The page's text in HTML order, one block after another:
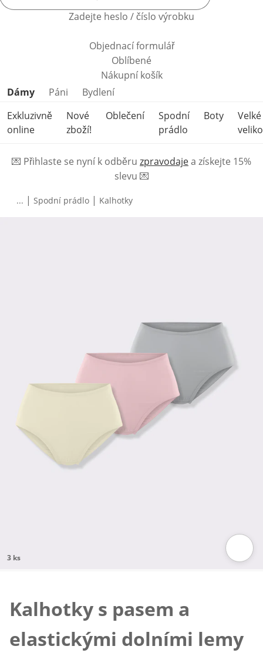
Zadejte heslo / číslo výrobku
Objednací formulář
Oblíbené
Nákupní košík
Přeskočit kategorie produktů
Dámy Páni
Bydlení
Exkluzivně
online
Nové
zboží!
Oblečení
Spodní
prádlo
Boty
Velké
💌 Přihlaste se nyní k odběru zpravodajea získejte 15%
slevu 💌
... | Spodní prádlo | Kalhotky
3 ks
Kalhotky s pasem a
elastickými dolními lemy